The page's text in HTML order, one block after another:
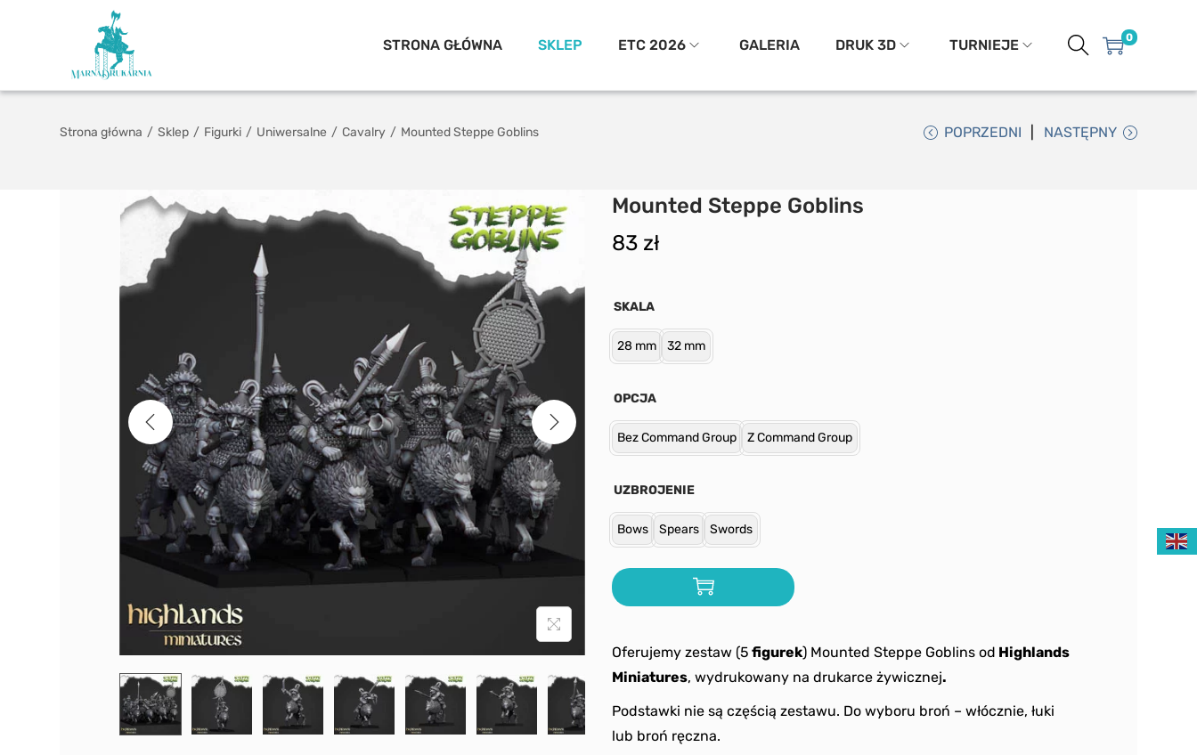
STRONA GŁÓWNA SKLEP ETC 2026 GALERIA DRUK 3D TURNIEJE 0
Strona główna / Sklep / Figurki / Uniwersalne / Cavalry / Mounted Steppe Goblins POPRZEDNI NASTĘPNY
Mounted Steppe Goblins
83 zł
Oferujemy zestaw (5 figurek) Mounted Steppe Goblins od Highlands
Miniatures, wydrukowany na drukarce żywicznej.
Podstawki nie są częścią zestawu. Do wyboru broń – włócznie, łuki
lub broń ręczna.
SKALA
28 mm 32 mm
OPCJA
Bez Command Group Z Command Group
UZBROJENIE
Bows Spears Swords